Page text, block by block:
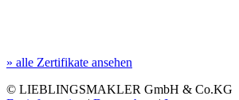
» alle Zertifikate ansehen
© LIEBLINGSMAKLER GmbH & Co.KG